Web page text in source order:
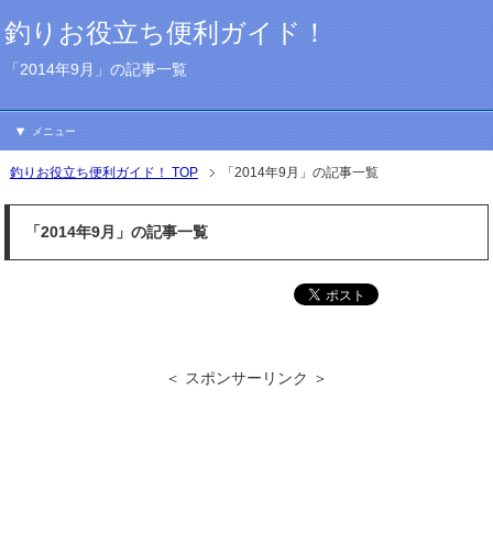
釣りお役立ち便利ガイド！
「2014年9月」の記事一覧
メニュー
釣りお役立ち便利ガイド！ TOP 「2014年9月」の記事一覧
「2014年9月」の記事一覧
＜ スポンサーリンク ＞